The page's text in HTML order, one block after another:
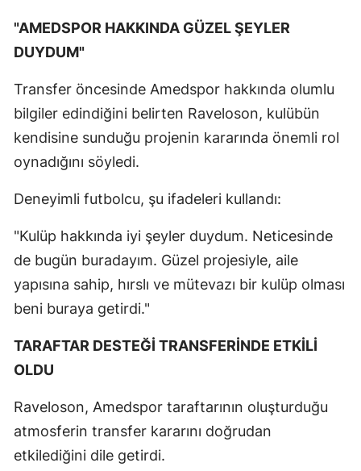
"AMEDSPOR HAKKINDA GÜZEL ŞEYLER
DUYDUM"
Transfer öncesinde Amedspor hakkında olumlu
bilgiler edindiğini belirten Raveloson, kulübün
kendisine sunduğu projenin kararında önemli rol
oynadığını söyledi.
Deneyimli futbolcu, şu ifadeleri kullandı:
"Kulüp hakkında iyi şeyler duydum. Neticesinde
de bugün buradayım. Güzel projesiyle, aile
yapısına sahip, hırslı ve mütevazı bir kulüp olması
beni buraya getirdi."
TARAFTAR DESTEĞİ TRANSFERİNDE ETKİLİ
OLDU
Raveloson, Amedspor taraftarının oluşturduğu
atmosferin transfer kararını doğrudan
etkilediğini dile getirdi.